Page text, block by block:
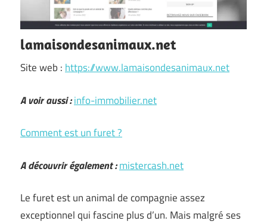
lamaisondesanimaux.net
Site web : https://www.lamaisondesanimaux.net
A voir aussi :info-immobilier.net
Comment est un furet ?
A découvrir également :mistercash.net
Le furet est un animal de compagnie assez
exceptionnel qui fascine plus d’un. Mais malgré ses